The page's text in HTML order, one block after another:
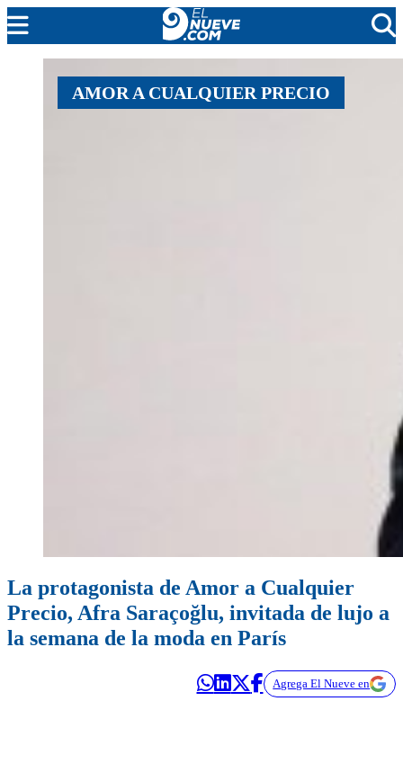
MENDOZA
CADA DÍA
AMOR A CUALQUIER PRECIO
La protagonista de Amor a Cualquier
Precio, Afra Saraçoğlu, invitada de lujo a
la semana de la moda en París
Agrega El Nueve en